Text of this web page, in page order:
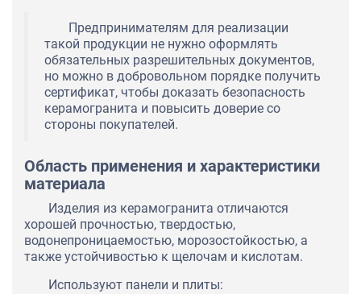
Предпринимателям для реализации
такой продукции не нужно оформлять
обязательных разрешительных документов,
но можно в добровольном порядке получить
сертификат, чтобы доказать безопасность
керамогранита и повысить доверие со
стороны покупателей.
Область применения и характеристики
материала
Изделия из керамогранита отличаются
хорошей прочностью, твердостью,
водонепроницаемостью, морозостойкостью, а
также устойчивостью к щелочам и кислотам.
Используют панели и плиты: